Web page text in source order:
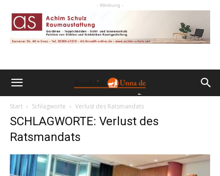
- Werbung -
Start Schlagworte Verlust des Ratsmandats
SCHLAGWORTE: Verlust des
Ratsmandats